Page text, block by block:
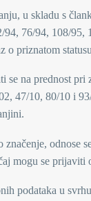
u skladu s
76/94, 108/
priznatom
na prednost
47/10, 80/10 i
odnose
mogu se prijaviti
podataka u